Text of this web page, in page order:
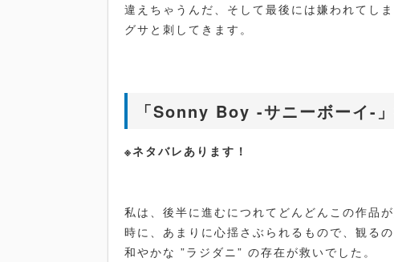
違えちゃうんだ、そして最後には嫌われてし
グサと刺してきます。
「Sonny Boy -サニーボーイ-
※ネタバレあります！
私は、後半に進むにつれてどんどんこの作品
時に、あまりに心揺さぶられるもので、観る
和やかな ”ラジダニ” の存在が救いでした。